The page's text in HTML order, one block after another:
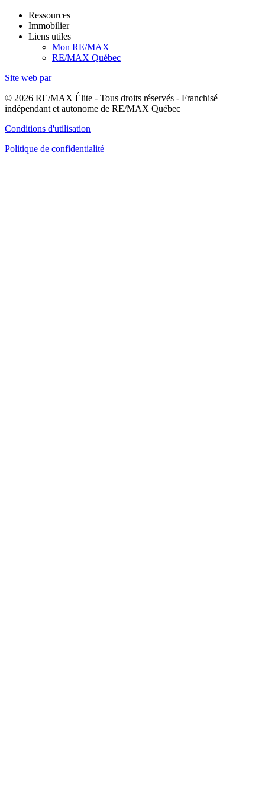
Ressources
Immobilier
Liens utiles
Mon RE/MAX
RE/MAX Québec
Site web par
© 2026 RE/MAX Élite - Tous droits réservés - Franchisé
indépendant et autonome de RE/MAX Québec
Conditions d'utilisation
Politique de confidentialité